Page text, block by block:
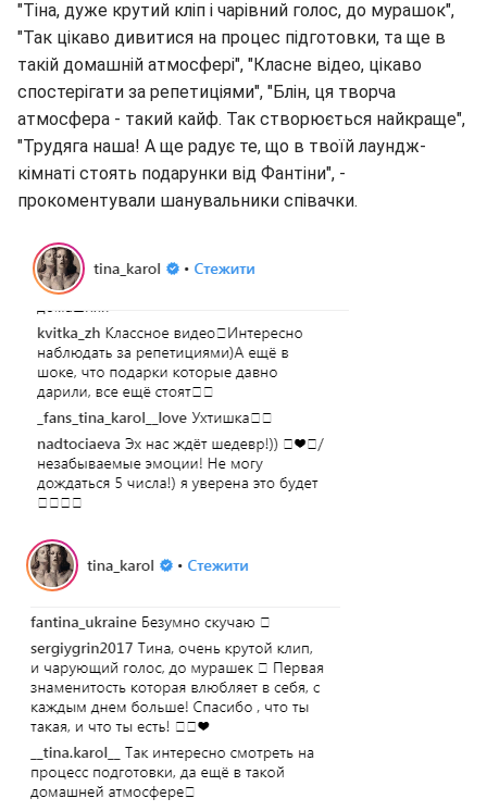
"Тіна, дуже крутий кліп і чарівний голос, до мурашок",
"Так цікаво дивитися на процес підготовки, та ще в
такій домашній атмосфері", "Класне відео, цікаво
спостерігати за репетиціями", "Блін, ця творча
атмосфера - такий кайф. Так створюється найкраще",
"Трудяга наша! А ще радує те, що в твоїй лаундж-
кімнаті стоять подарунки від Фантіни", -
прокоментували шанувальники співачки.